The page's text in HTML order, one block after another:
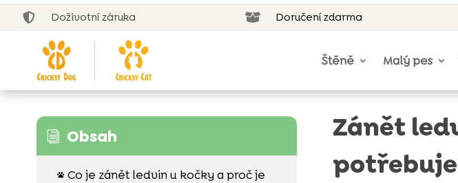
 Doživotní záruka  Doručení zdarma
Štěně Malý pes
i Obsah
 Co je zánět ledvin u kočky a proč je
Zánět